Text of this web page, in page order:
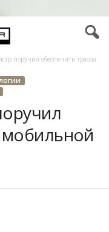
поручил обеспечить трассы
мобильной